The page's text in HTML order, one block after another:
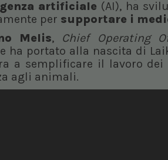
artificiale (AI), ha
per supportare i
Melis, Chief Operating
ha portato alla nascita di
a semplificare il lavoro
agli animali.